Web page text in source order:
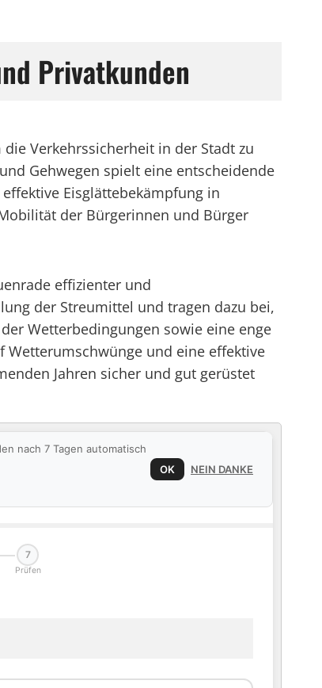
Privatkunden
Verkehrssicherheit in der Stadt zu
Gehwegen spielt eine entscheidende
Eisglättebekämpfung in
der Bürgerinnen und Bürger
effizienter und
der Streumittel und tragen dazu bei,
Wetterbedingungen sowie eine enge
und eine effektive
Jahren sicher und gut gerüstet
nach 7 Tagen automatisch
OK NEIN DANKE
7
Prüfen